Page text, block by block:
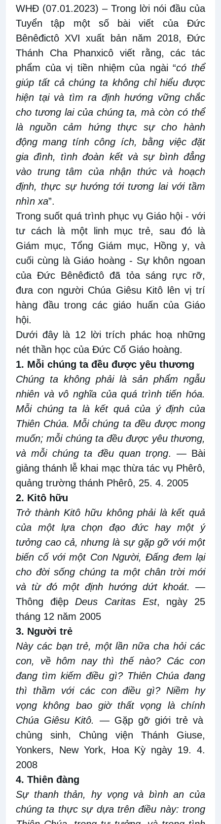
WHĐ (07.01.2023) – Trong lời nói đầu của
Tuyển tập mộtsố
bài viết của Đức
Bênêđictô XVI xuất bản năm 2018, Đức
Thánh Cha Phanxicô viết rằng,
các tác
phẩm của vị tiền nhiệm của ngài “có thể
giúp tất cả chúng ta không chỉ hiểu được
hiện tại và tìm ra định hướng vững chắc
cho tương laicủa chúng ta, mà còn có thể
là nguồn cảm hứng thực sự cho hành
động mang tính công ích, bằng việc đặt
gia đình, tình đoàn kết và sựbình đẳng
vào trung tâm của nhận thức và hoạch
định, thực sự hướng tới tương lai với tầm
nhìn xa”.
Trong suốt quá trình phục vụ Giáo hội - với
tư cách là một linh mục trẻ, sau đó là
Giám mục, Tổng Giám mục, Hồng y, và
cuối cùng là Giáo hoàng - Sự khôn ngoan
của Đức Bênêđictô đã tỏa sáng rực rỡ,
đưa con người Chúa Giêsu Kitô lên vị trí
hàng đầu trong các giáo huấn của Giáo
hội.
Dưới đây là 12 lời trích pháchoạ những
nét thần học của Đức Cố Giáo hoàng.
1. Mỗi chúng ta đều được yêu thương
Chúng ta không phải là sản phẩm ngẫu
nhiên và vô nghĩa của quá trình tiến hóa.
Mỗi chúng ta là kết quả của ý định của
Thiên Chúa. Mỗi chúng ta đều được mong
muốn; mỗi chúng ta đều được yêu thương,
và mỗi chúng ta đều quantrọng. — Bài
giảng thánh lễ khai mạc thừa tác vụ Phêrô,
quảng trường thánh Phêrô, 25. 4. 2005
2. Kitô hữu
Trở thành Kitô hữu không phải là kết quả
của một lựa chọn đạo đức hay một ý
tưởng cao cả, nhưng là sự gặp gỡ với một
biến cố với một Con Người, Đấng đem lại
cho đời sống chúng ta một chân trời mới
và từ đó một định hướng dứt khoát. —
Thông điệpDeus Caritas Est, ngày 25
tháng 12 năm 2005
3. Người trẻ
Nàycác bạntrẻ, một lần nữa cha hỏi các
con, vềhôm nay thì thếnào? Các con
đang tìm kiếm điều gì? Thiên Chúa đang
thì thầm với các con điều gì? Niềm hy
vọng không bao giờ thất vọng là chính
Chúa Giêsu Kitô. — Gặp gỡ giới trẻ và
chủng sinh, Chủng viện Thánh Giuse,
Yonkers, New York, HoaKỳ ngày 19.4.
2008
4. Thiên đàng
Sự thanh thản, hy vọng và bình an của
chúng ta thực sự dựa trên điều này: trong